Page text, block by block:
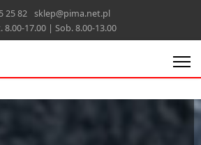
25 82 sklep@pima.net.pl
8.00-17.00 | Sob. 8.00-13.00